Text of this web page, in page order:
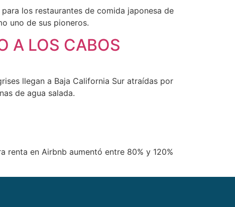
los restaurantes de comida japonesa de
uno de sus pioneros.
A LOS CABOS
llegan a Baja California Sur atraídas por
de agua salada.
en Airbnb aumentó entre 80% y 120%